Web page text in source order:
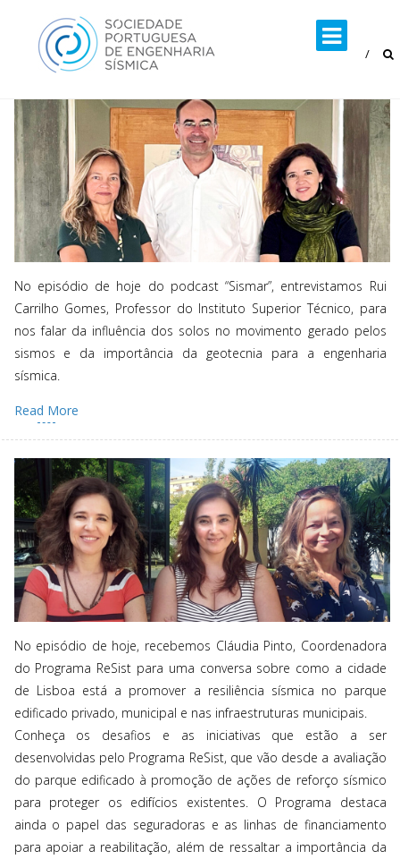
content
No episódio de hoje do podcast “Sismar”, entrevistamos Rui
Carrilho Gomes, Professor do Instituto Superior Técnico, para
nos falar da influência dos solos no movimento gerado pelos
sismos e da importância da geotecnia para a engenharia
sísmica.
Read More
No episódio de hoje, recebemos Cláudia Pinto, Coordenadora
do Programa ReSist para uma conversa sobre como a cidade
de Lisboa está a promover a resiliência sísmica no parque
edificado privado, municipal e nas infraestruturas municipais.
Conheça os desafios e as iniciativas que estão a ser
desenvolvidas pelo Programa ReSist, que vão desde a avaliação
do parque edificado à promoção de ações de reforço sísmico
para proteger os edifícios existentes. O Programa destaca
ainda o papel das seguradoras e as linhas de financiamento
para apoiar a reabilitação, além de ressaltar a importância da